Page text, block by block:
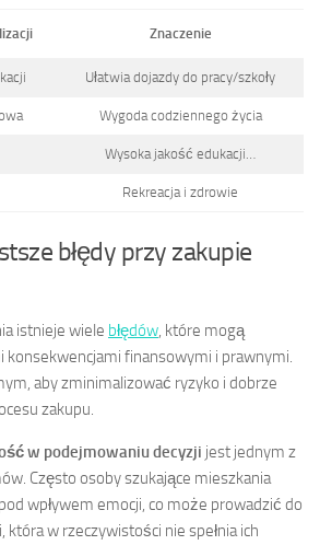
Znaczenie
Ułatwia dojazdy do pracy/szkoły
Wygoda codziennego życia
Wysoka jakość edukacji…
Rekreacja i zdrowie
błędy przy zakupie
istnieje wiele błędów, które mogą
finansowymi i prawnymi.
aby zminimalizować ryzyko i dobrze
zakupu.
w podejmowaniu decyzji jest jednym z
Często osoby szukające mieszkania
wpływem emocji, co może prowadzić do
w rzeczywistości nie spełnia ich